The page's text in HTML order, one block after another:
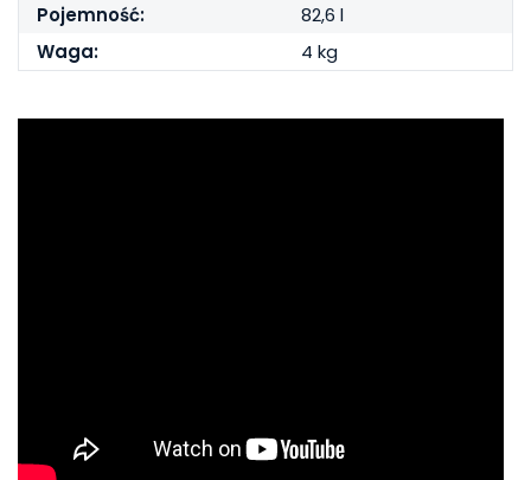
Pojemność:
82,6 l
Waga:
4 kg